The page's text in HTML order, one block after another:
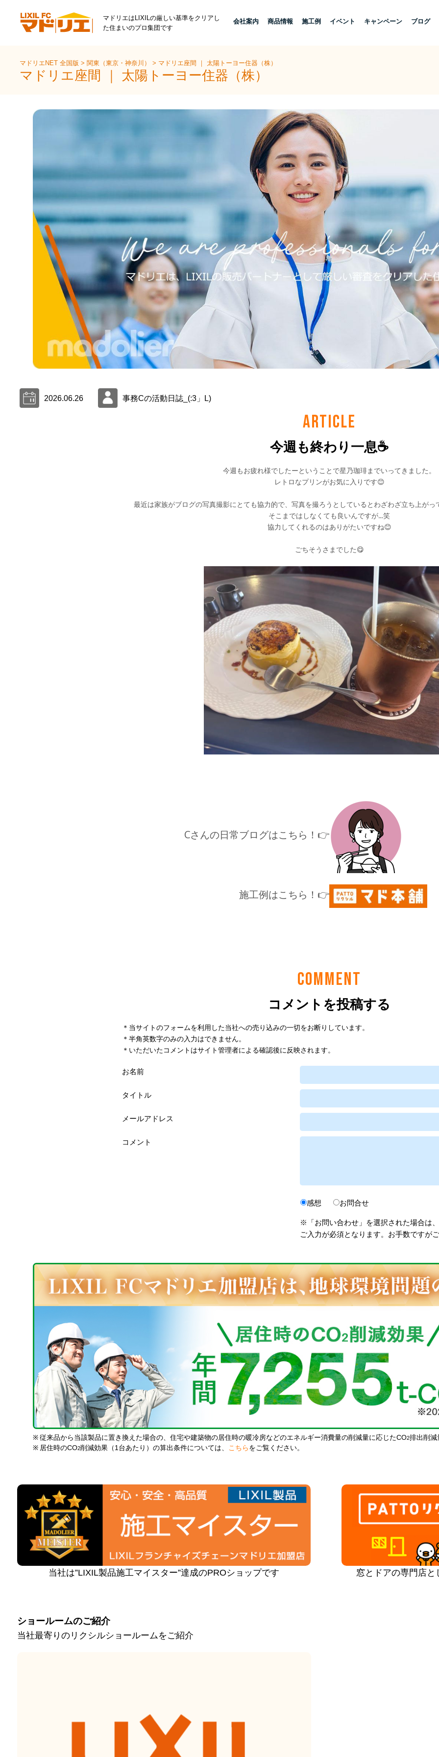
マドリエはLIXILの厳しい基準をクリアし
た住まいのプロ集団です
会社案内 商品情報 施工例 イベント キャンペーン ブログ
マドリエNET 全国版>関東（東京・神奈川）> マドリエ座間 ｜ 太陽トーヨー住器（株）
マドリエ座間 ｜ 太陽トーヨー住器（株）
2026.06.26 事務Cの活動日誌_(:3」L)
ARTICLE
今週も終わり一息☕
COMMENT
コメントを投稿する
＊当サイトのフォームを利用した当社への売り込みの一切をお断りしています。
＊半角英数字のみの入力はできません。
＊いただいたコメントはサイト管理者による確認後に反映されます。
お名前
タイトル
メールアドレス
コメント
感想 お問合せ
※「お問い合わせ」を選択された場合は
ご入力が必須となります。お手数ですが
※ 従来品から当該製品に置き換えた場合の、住宅や建築物の居住時の暖冷房などのエネルギー消費量の削減量に応じたCO2排出削減
※ 居住時のCO2削減効果（1台あたり）の算出条件については、 こちら をご覧ください。
当社は”LIXIL製品施工マイスター”達成のPROショップです 窓とドアの専門店
ショールームのご紹介
当社最寄りのリクシルショールームをご紹介